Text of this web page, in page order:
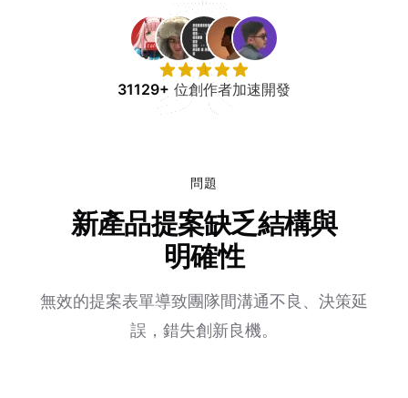
31129+ 位創作者加速開發
問題
新產品提案缺乏結構與
明確性
無效的提案表單導致團隊間溝通不良、決策延
誤，錯失創新良機。